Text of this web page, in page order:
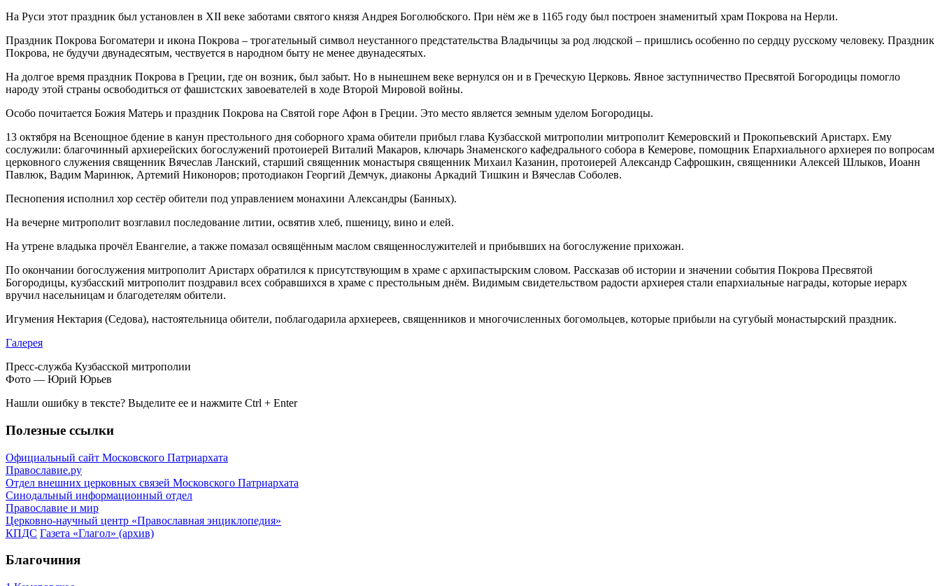
На Руси этот праздник был установлен в XII веке заботами святого князя Андрея Боголюбского. При нём же в 1165 году был построен знаменитый храм Покрова на Нерли.
Праздник Покрова Богоматери и икона Покрова – трогательный символ неустанного предстательства Владычицы за род людской – пришлись особенно по сердцу русскому человеку. Праздник
Покрова, не будучи двунадесятым, чествуется в народном быту не менее двунадесятых.
На долгое время праздник Покрова в Греции, где он возник, был забыт. Но в нынешнем веке вернулся он и в Греческую Церковь. Явное заступничество Пресвятой Богородицы помогло
народу этой страны освободиться от фашистских завоевателей в ходе Второй Мировой войны.
Особо почитается Божия Матерь и праздник Покрова на Святой горе Афон в Греции. Это место является земным уделом Богородицы.
13 октября на Всенощное бдение в канун престольного дня соборного храма обители прибыл глава Кузбасской митрополии митрополит Кемеровский и Прокопьевский Аристарх. Ему
сослужили: благочинный архиерейских богослужений протоиерей Виталий Макаров, ключарь Знаменского кафедрального собора в Кемерове, помощник Епархиального архиерея по вопросам
церковного служения священник Вячеслав Ланский, старший священник монастыря священник Михаил Казанин, протоиерей Александр Сафрошкин, священники Алексей Шлыков, Иоанн
Павлюк, Вадим Маринюк, Артемий Никоноров; протодиакон Георгий Демчук, диаконы Аркадий Тишкин и Вячеслав Соболев.
Песнопения исполнил хор сестёр обители под управлением монахини Александры (Банных).
На вечерне митрополит возглавил последование литии, освятив хлеб, пшеницу, вино и елей.
На утрене владыка прочёл Евангелие, а также помазал освящённым маслом священнослужителей и прибывших на богослужение прихожан.
По окончании богослужения митрополит Аристарх обратился к присутствующим в храме с архипастырским словом. Рассказав об истории и значении события Покрова Пресвятой
Богородицы, кузбасский митрополит поздравил всех собравшихся в храме с престольным днём. Видимым свидетельством радости архиерея стали епархиальные награды, которые иерарх
вручил насельницам и благодетелям обители.
Игумения Нектария (Седова), настоятельница обители, поблагодарила архиереев, священников и многочисленных богомольцев, которые прибыли на сугубый монастырский праздник.
Галерея
Пресс-служба Кузбасской митрополии
Фото — Юрий Юрьев
Нашли ошибку в тексте? Выделите ее и нажмите Ctrl + Enter
Полезные ссылки
Официальный сайт Московского Патриархата
Православие.ру
Отдел внешних церковных связей Московского Патриархата
Синодальный информационный отдел
Православие и мир
Церковно-научный центр «Православная энциклопедия»
КПДС Газета «Глагол» (архив)
Благочиния